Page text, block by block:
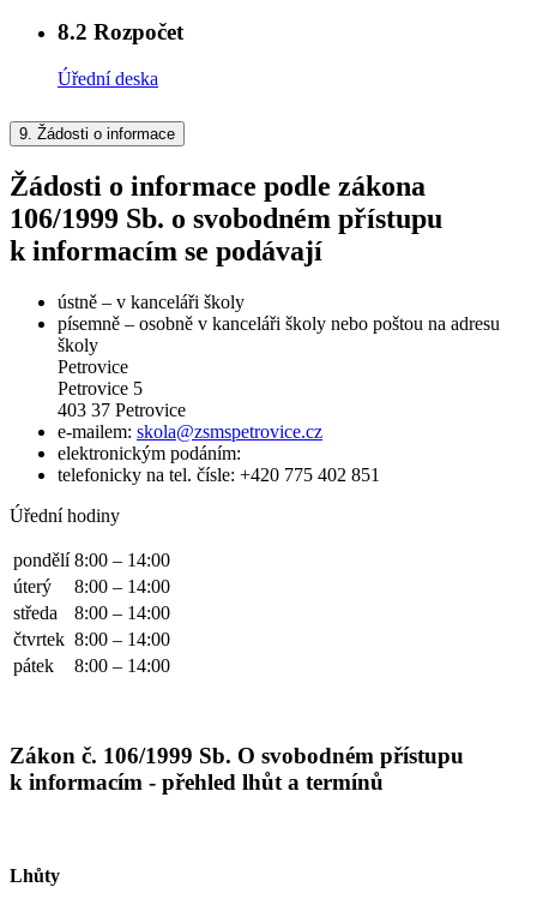
8.2 Rozpočet
Úřední deska
9. Žádosti o informace
Žádosti o informace podle zákona
106/1999 Sb. o svobodném přístupu
k informacím se podávají
ústně – v kanceláři školy
písemně – osobně v kanceláři školy nebo poštou na adresu
školy
Petrovice
Petrovice 5
403 37 Petrovice
e-mailem: skola@zsmspetrovice.cz
elektronickým podáním:
telefonicky na tel. čísle: +420 775 402 851
Úřední hodiny
pondělí 8:00 – 14:00
úterý
8:00 – 14:00
středa
8:00 – 14:00
čtvrtek 8:00 – 14:00
pátek
8:00 – 14:00
Zákon č. 106/1999 Sb. O svobodném přístupu
k informacím - přehled lhůt a termínů
Lhůty